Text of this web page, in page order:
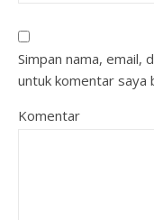
Simpan nama, email,
untuk komentar saya
Komentar